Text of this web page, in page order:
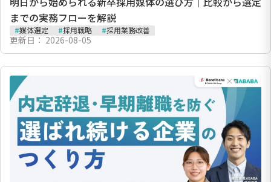
までの実務フローを解説
#媒体選定 #採用戦略 #採用業務改善
更新日：2026-08-05